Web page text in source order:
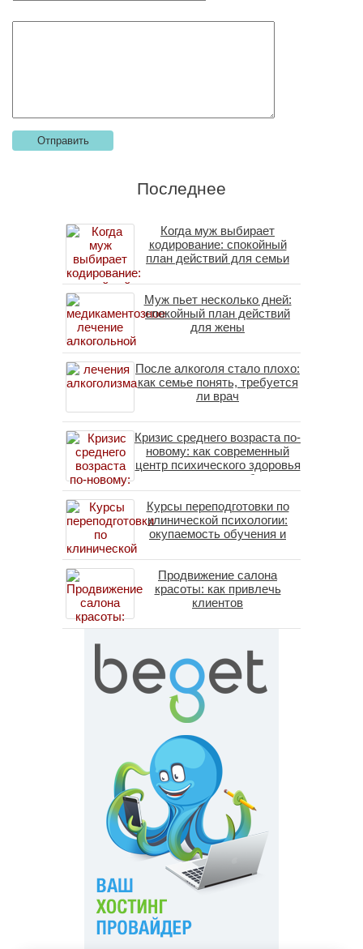
Последнее
Когда муж выбирает
кодирование: спокойный
план действий для семьи
Муж пьет несколько дней:
спокойный план действий
для жены
После алкоголя стало плохо:
как семье понять, требуется
ли врач
Кризис среднего возраста по-
новому: как современный
центр психического здоровья
помогает пересобрать
личность без таблеток
(методы ДПДГ и КПТ)
Курсы переподготовки по
клинической психологии:
окупаемость обучения и
специалистов в 2026 году
Продвижение салона
красоты: как привлечь
клиентов